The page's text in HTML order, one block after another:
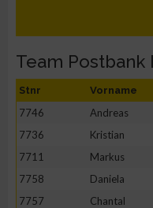
Team
Stnr Vorname
7746 Andreas
7736
Kristian
7711
Markus
7758
Daniela
7757
Chantal